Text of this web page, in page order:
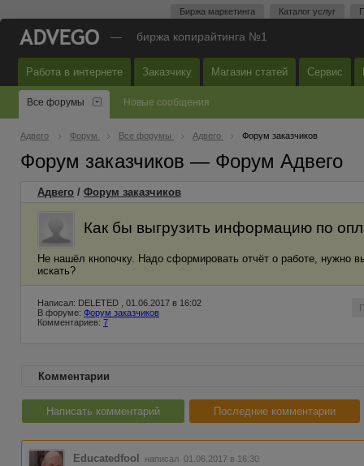
Биржа маркетинга Каталог услуг
— биржа копирайтинга №1
Работа в интернете Заказчику Магазин статей Сервис
Все форумы Новые сообщения
Адвего Форум Все форумы Адвего Форум заказчиков
Форум заказчиков — Форум Адвего
Адвего / Форум заказчиков
Как бы выгрузить информацию по
Не нашёл кнопочку. Надо сформировать отчёт о работе, нужно
искать?
Написал: DELETED , 01.06.2017 в 16:02
В форуме: Форум заказчиков
Комментариев: 7
Комментарии
Написать комментарий Последние комментарии
Educatedfool написал 01.06.2017 в 16:30